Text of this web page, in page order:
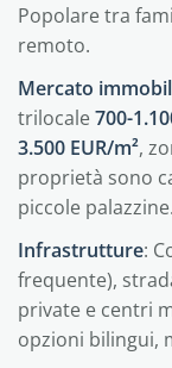
Popolare tra
remoto.
Mercato
trilocale700-
3.500 EUR/m²,
proprietà sono
piccole palazzine.
Infrastrutture:
frequente),
private e centri
opzioni bilingui,